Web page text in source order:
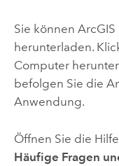
Sie können
herunterladen.
Computer
befolgen Sie die
Anwendung.
Öffnen Sie die
Häufige Fragen